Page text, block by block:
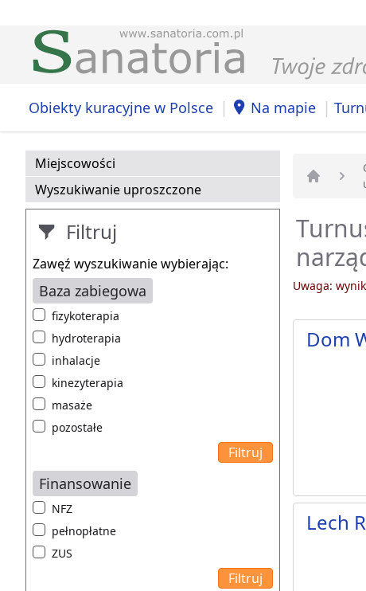
Obiekty kuracyjne w Polsce | Na mapie |
Miejscowości
Wyszukiwanie uproszczone
Filtruj
Zawęź wyszukiwanie wybierając:
Baza zabiegowa
fizykoterapia
hydroterapia
inhalacje
kinezyterapia
masaże
pozostałe
Finansowanie
NFZ
pełnopłatne
ZUS
Strona
Uwaga:
Dom
Lech